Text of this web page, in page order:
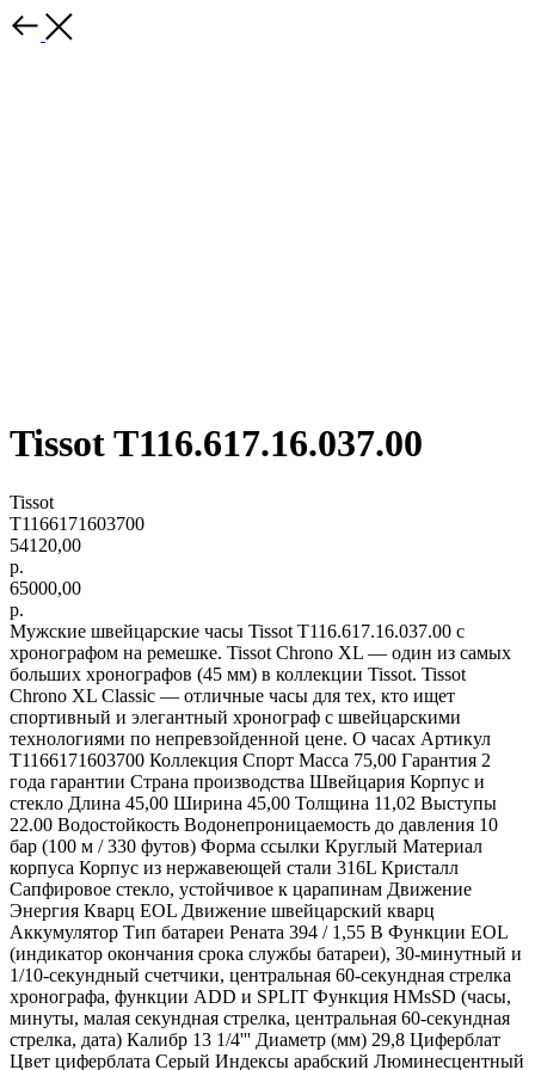
Tissot T116.617.16.037.00
Tissot
Т1166171603700
54120,00
р.
65000,00
р.
Мужские швейцарские часы Tissot T116.617.16.037.00 с
хронографом на ремешке. Tissot Chrono XL — один из самых
больших хронографов (45 мм) в коллекции Tissot. Tissot
Chrono XL Classic — отличные часы для тех, кто ищет
спортивный и элегантный хронограф с швейцарскими
технологиями по непревзойденной цене. О часах Артикул
Т1166171603700 Коллекция Спорт Масса 75,00 Гарантия 2
года гарантии Страна производства Швейцария Корпус и
стекло Длина 45,00 Ширина 45,00 Толщина 11,02 Выступы
22.00 Водостойкость Водонепроницаемость до давления 10
бар (100 м / 330 футов) Форма ссылки Круглый Материал
корпуса Корпус из нержавеющей стали 316L Кристалл
Сапфировое стекло, устойчивое к царапинам Движение
Энергия Кварц EOL Движение швейцарский кварц
Аккумулятор Тип батареи Рената 394 / 1,55 В Функции EOL
(индикатор окончания срока службы батареи), 30-минутный и
1/10-секундный счетчики, центральная 60-секундная стрелка
хронографа, функции ADD и SPLIT Функция HMsSD (часы,
минуты, малая секундная стрелка, центральная 60-секундная
стрелка, дата) Калибр 13 1/4''' Диаметр (мм) 29,8 Циферблат
Цвет циферблата Серый Индексы арабский Люминесцентный